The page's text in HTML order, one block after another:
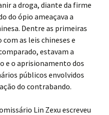
a droga, diante da firme
do ópio ameaçava a
Dentre as primeiras
com as leis chineses e
estavam a
e o aprisionamento dos
públicos envolvidos
do contrabando.
Lin Zexu escreveu